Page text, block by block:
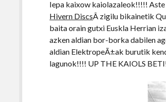
Iepa kaixow kaiolazaleok!!!!!
Hivern DiscsÂ zigilu bikainetik
baita orain gutxi Euskla Herrian
azken aldian bor-borka dabilen
aldian ElektropeÃ±ak burutik
lagunok!!!! UP THE KAIOLS